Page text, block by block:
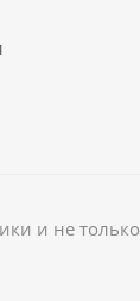
и не только